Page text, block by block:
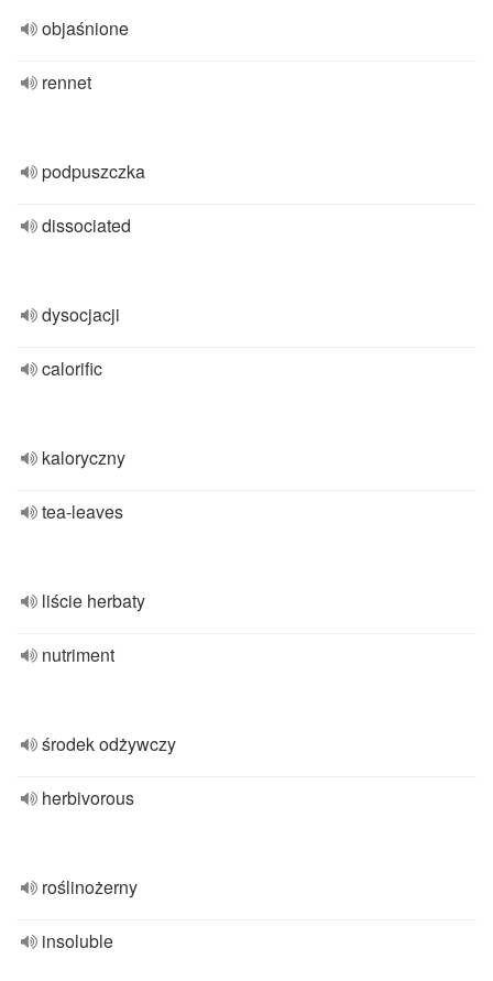
objaśnione
rennet
podpuszczka
dissociated
dysocjacji
calorific
kaloryczny
tea-leaves
liście herbaty
nutriment
środek odżywczy
herbivorous
roślinożerny
insoluble